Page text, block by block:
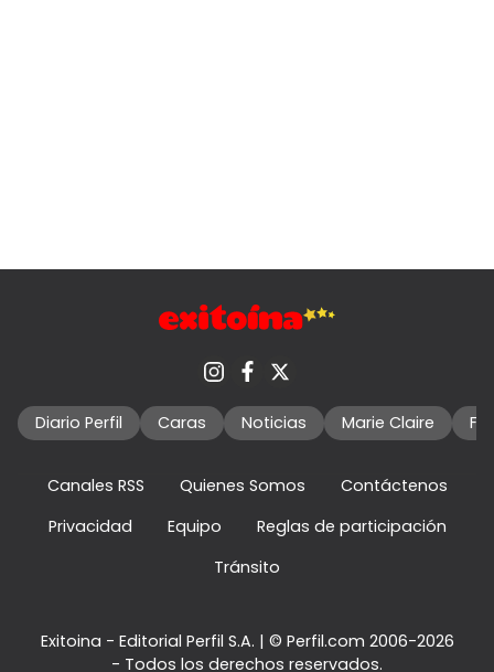
Diario Perfil Caras Noticias Marie Claire
Canales RSS Quienes Somos
Contáctenos
Privacidad
Equipo
Reglas de participación
Tránsito
Exitoina - Editorial Perfil S.A. | © Perfil.com 2006-2026
- Todos los derechos reservados.